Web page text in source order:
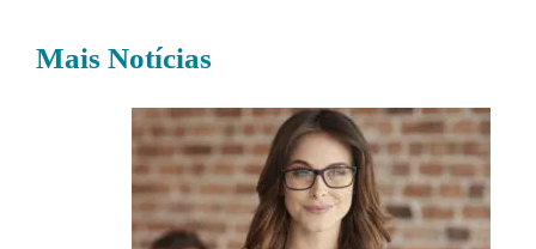
Mais Notícias